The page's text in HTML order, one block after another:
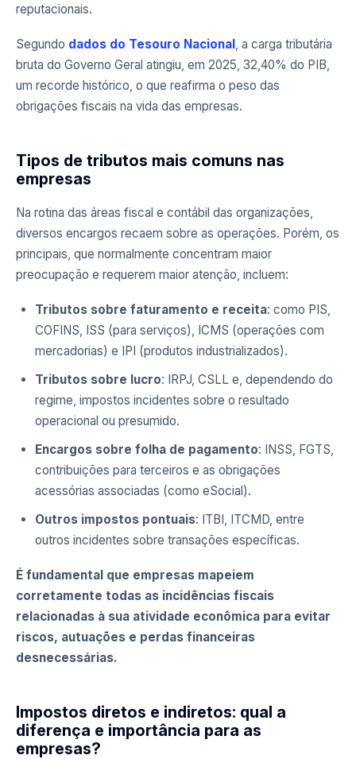
reputacionais.
Segundo dados do Tesouro Nacional , a carga tributária
bruta do Governo Geral atingiu, em 2025, 32,40% do PIB,
um recorde histórico, o que reafirma o peso das
obrigações fiscais na vida das empresas.
Tipos de tributos mais comuns nas
empresas
Na rotina das áreas fiscal e contábil das organizações,
diversos encargos recaem sobre as operações. Porém, os
principais, que normalmente concentram maior
preocupação e requerem maior atenção, incluem:
Tributos sobre faturamento e receita: como PIS,
COFINS, ISS (para serviços), ICMS (operações com
mercadorias) e IPI (produtos industrializados).
Tributos sobre lucro: IRPJ, CSLL e, dependendo do
regime, impostos incidentes sobre o resultado
operacional ou presumido.
Encargos sobre folha de pagamento: INSS, FGTS,
contribuições para terceiros e as obrigações
acessórias associadas (como eSocial).
Outros impostos pontuais: ITBI, ITCMD, entre
outros incidentes sobre transações específicas.
É fundamental que empresas mapeiem
corretamente todas as incidências fiscais
relacionadas à sua atividade econômica para evitar
riscos, autuações e perdas financeiras
desnecessárias.
Impostos diretos e indiretos: qual a
diferença e importância para as
empresas?